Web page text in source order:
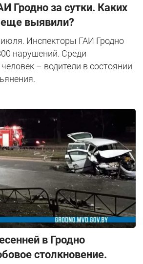
Гродно за сутки. Каких
выявили?
Инспекторы ГАИ Гродно
нарушений. Среди
– водители в состоянии
в Гродно
столкновение.